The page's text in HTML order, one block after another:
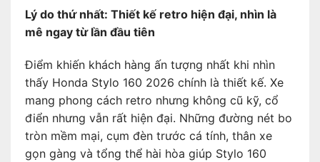
Lý do thứ nhất: Thiết kế retro hiện đại, nhìn là
mê ngay từ lần đầu tiên
Điểm khiến khách hàng ấn tượng nhất khi nhìn
thấy Honda Stylo 160 2026 chính là thiết kế. Xe
mang phong cách retro nhưng không cũ kỹ, cổ
điển nhưng vẫn rất hiện đại. Những đường nét bo
tròn mềm mại, cụm đèn trước cá tính, thân xe
gọn gàng và tổng thể hài hòa giúp Stylo 160